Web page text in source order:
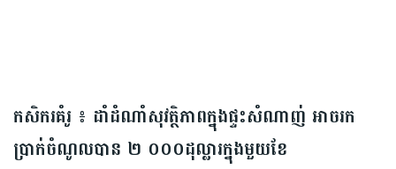
កសិករគំរូ ៖ ដាំដំណាំសុវត្ថិភាពក្នុងផ្ទះសំណាញ់ អាចរក
ប្រាក់ចំណូលបាន ២ ០០០ដុល្លារក្នុងមួយខែ